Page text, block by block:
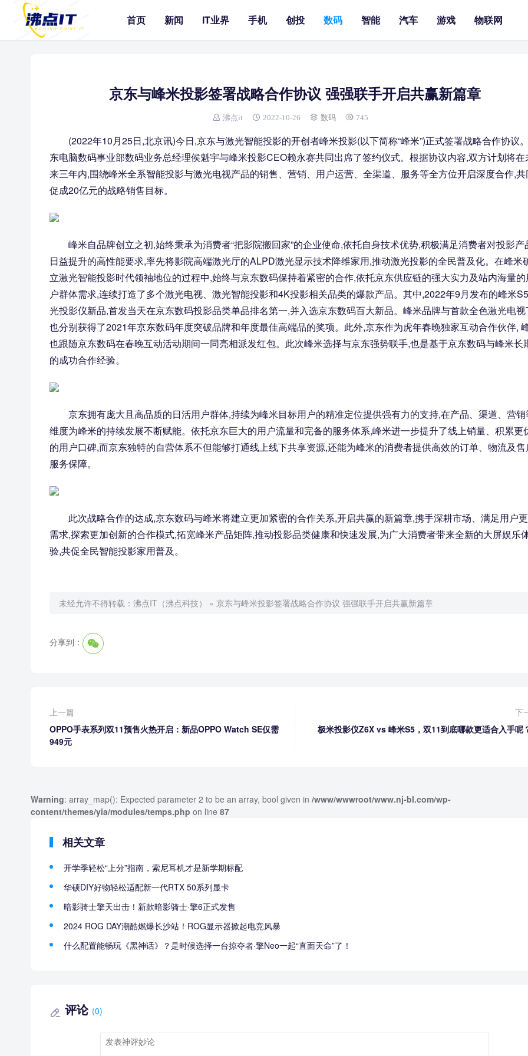
首页 新闻 IT业界 手机 创投 数码 智能 汽车 游戏 物联网
京东与峰米投影签署战略合作协议 强强联手开启共赢新篇章
沸点it 2022-10-26 数码 745
(2022年10月25日,北京讯)今日,京东与激光智能投影的开创者峰米投影(以下简称“峰米”)正式签署战略合作协议
东电脑数码事业部数码业务总经理侯魁宇与峰米投影CEO赖永赛共同出席了签约仪式。根据协议内容,双方计划将在
来三年内,围绕峰米全系智能投影与激光电视产品的销售、营销、用户运营、全渠道、服务等全方位开启深度合作,共
促成20亿元的战略销售目标。
峰米自品牌创立之初,始终秉承为消费者“把影院搬回家”的企业使命,依托自身技术优势,积极满足消费者对投影产
日益提升的高性能要求,率先将影院高端激光厅的ALPD激光显示技术降维家用,推动激光投影的全民普及化。在峰米
立激光智能投影时代领袖地位的过程中,始终与京东数码保持着紧密的合作,依托京东供应链的强大实力及站内海量的
户群体需求,连续打造了多个激光电视、激光智能投影和4K投影相关品类的爆款产品。其中,2022年9月发布的峰米
光投影仪新品,首发当天在京东数码投影品类单品排名第一,并入选京东数码百大新品。峰米品牌与首款全色激光电视
也分别获得了2021年京东数码年度突破品牌和年度最佳高端品的奖项。此外,京东作为虎年春晚独家互动合作伙伴,
也跟随京东数码在春晚互动活动期间一同亮相派发红包。此次峰米选择与京东强势联手,也是基于京东数码与峰米长
的成功合作经验。
京东拥有庞大且高品质的日活用户群体,持续为峰米目标用户的精准定位提供强有力的支持,在产品、渠道、营
维度为峰米的持续发展不断赋能。依托京东巨大的用户流量和完备的服务体系,峰米进一步提升了线上销量、积累更
的用户口碑,而京东独特的自营体系不但能够打通线上线下共享资源,还能为峰米的消费者提供高效的订单、物流及
服务保障。
此次战略合作的达成,京东数码与峰米将建立更加紧密的合作关系,开启共赢的新篇章,携手深耕市场、满足用户
需求,探索更加创新的合作模式,拓宽峰米产品矩阵,推动投影品类健康和快速发展,为广大消费者带来全新的大屏娱乐
验,共促全民智能投影家用普及。
未经允许不得转载： 沸点IT（沸点科技） » 京东与峰米投影签署战略合作协议 强强联手开启共赢新篇章
分享到：
上一篇
OPPO手表系列双11预售火热开启：新品OPPO Watch SE仅需
949元
下
极米投影仪Z6X vs 峰米S5，双11到底哪款更适合入手呢
Warning: array_map(): Expected parameter 2 to be an array, bool given in /www/wwwroot/www.nj-bl.com/wp-
content/themes/yia/modules/temps.php on line 87
相关文章
开学季轻松“上分”指南，索尼耳机才是新学期标配
华硕DIY好物轻松适配新一代RTX 50系列显卡
暗影骑士擎天出击！新款暗影骑士·擎6正式发售
2024 ROG DAY潮酷燃爆长沙站！ROG显示器掀起电竞风暴
什么配置能畅玩《黑神话》？是时候选择一台掠夺者·擎Neo一起“直面天命”了！
评论 (0)